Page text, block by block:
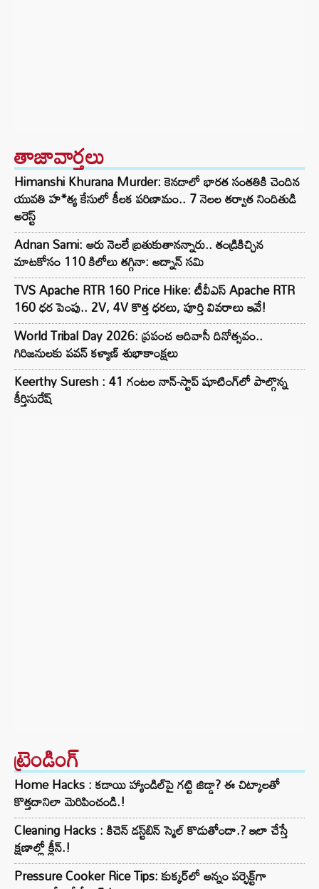
తాజావార్తలు
Himanshi Khurana Murder: కెనడాలో భారత సంతతికి చెందిన
యువతి హ*త్య కేసులో కీలక పరిణామం.. 7 నెలల తర్వాత నిందితుడి
అరెస్ట్
Adnan Sami: ఆరు నెలలే బ్రతుకుతానన్నారు.. తండ్రికిచ్చిన
మాటకోసం 110 కిలోలు తగ్గినా: అద్నాన్ సమి
TVS Apache RTR 160 Price Hike: టీవీఎస్ Apache RTR
160 ధర పెంపు.. 2V, 4V కొత్త ధరలు, పూర్తి వివరాలు ఇవే!
World Tribal Day 2026: ప్రపంచ ఆదివాసీ దినోత్సవం..
గిరిజనులకు పవన్ కళ్యాణ్ శుభాకాంక్షలు
Keerthy Suresh : 41 గంటల నాన్-స్టాప్ షూటింగ్‌లో పాల్గొన్న
కీర్తిసురేష్‌
ట్రెండింగ్‌
Home Hacks : కడాయి హ్యాండిల్‌పై గట్టి జిడ్డా? ఈ చిట్కాలతో
కొత్తదానిలా మెరిపించండి.!
Cleaning Hacks : కిచెన్ డస్ట్‌బిన్ స్మెల్ కొడుతోందా.? ఇలా చేస్తే
క్షణాల్లో క్లీన్.!
Pressure Cooker Rice Tips: కుక్కర్‌లో అన్నం పర్ఫెక్ట్‌గా